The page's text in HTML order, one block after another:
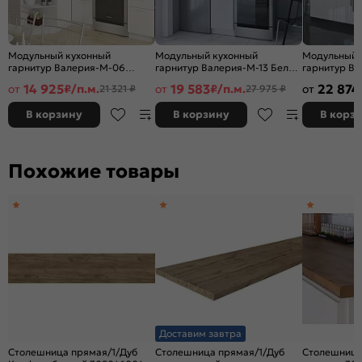
Модульный кухонный
гарнитур Валерия-М-06
2140x1290/2000x600
от 14 925₽/п.м.21 321 ₽
В корзину
Модульный кухонный
гарнитур Валерия-М-13 Белый
от 19 583₽/п.м.27 975 ₽
В корзину
Модульный
гарнитур
от 22 874
В
Похожие товары
Столешница прямая/1/Дуб
Доставим завтра
Столешница прямая/1/Дуб